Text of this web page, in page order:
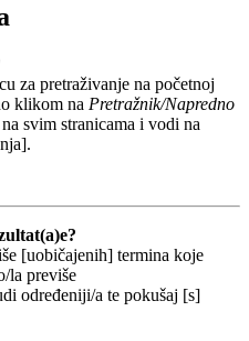
za pretraživanje na početnoj
klikom na Pretražnik/Napredno
svim stranicama i vodi na
[uobičajenih] termina koje
la previše
određeniji/a te pokušaj [s]